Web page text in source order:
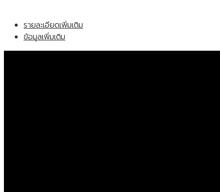
20pcs
กระ
ดาษ
รายละเอียดเพิ่มเติม
ข้อมูลเพิ่มเติม